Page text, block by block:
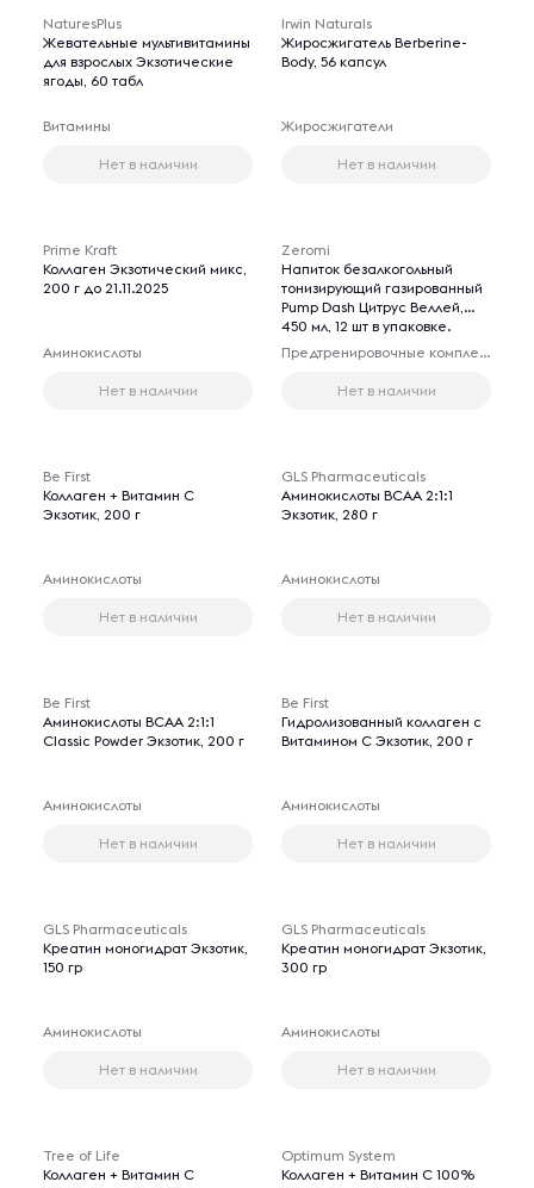
NaturesPlus
Жевательные мультивитамины
для взрослых Экзотические
ягоды, 60 табл
Витамины
Нет в наличии
Irwin Naturals
Жиросжигатель Berberine-
Body, 56 капсул
Жиросжигатели
Нет в наличии
Prime Kraft
Коллаген Экзотический микс,
200 г до 21.11.2025
Аминокислоты
Нет в наличии
Zeromi
Напиток безалкогольный
тонизирующий газированный
Pump Dash Цитрус Веллей,
450 мл, 12 шт в упаковке.
Предтренировочные комплексы
Нет в наличии
Be First
Коллаген + Витамин С
Экзотик, 200 г
Аминокислоты
Нет в наличии
GLS Pharmaceuticals
Аминокислоты BCAA 2:1:1
Экзотик, 280 г
Аминокислоты
Нет в наличии
Be First
Аминокислоты BCAA 2:1:1
Classic Powder Экзотик, 200 г
Аминокислоты
Нет в наличии
Be First
Гидролизованный коллаген с
Витамином C Экзотик, 200 г
Аминокислоты
Нет в наличии
GLS Pharmaceuticals
Креатин моногидрат Экзотик,
150 гр
Аминокислоты
Нет в наличии
GLS Pharmaceuticals
Креатин моногидрат Экзотик,
300 гр
Аминокислоты
Нет в наличии
Tree of Life
Коллаген + Витамин С
Optimum System
Коллаген + Витамин С 100%